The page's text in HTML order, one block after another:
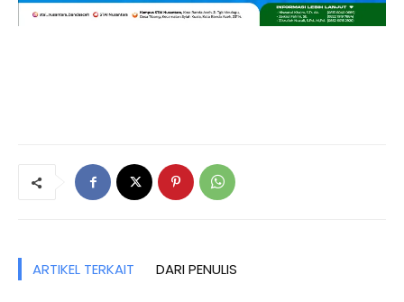
ARTIKEL TERKAIT DARI PENULIS